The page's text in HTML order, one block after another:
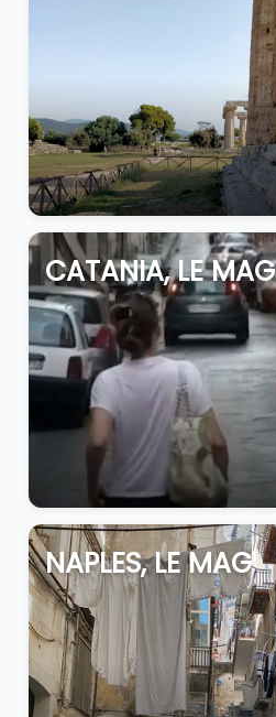
CATANIA, LE MAG
NAPLES, LE MAG